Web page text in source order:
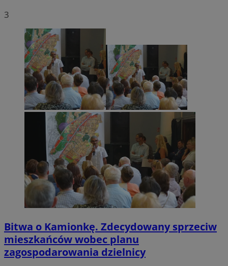
3
Bitwa o Kamionkę. Zdecydowany sprzeciw
mieszkańców wobec planu
zagospodarowania dzielnicy